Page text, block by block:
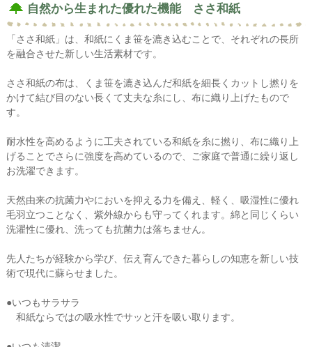
自然から生まれた優れた機能 ささ和紙
「ささ和紙」は、和紙にくま笹を漉き込むことで、それぞれの長所
を融合させた新しい生活素材です。
ささ和紙の布は、くま笹を漉き込んだ和紙を細長くカットし撚りを
かけて結び目のない長くて丈夫な糸にし、布に織り上げたもので
す。
耐水性を高めるように工夫されている和紙を糸に撚り、布に織り上
げることでさらに強度を高めているので、ご家庭で普通に繰り返し
お洗濯できます。
天然由来の抗菌力やにおいを抑える力を備え、軽く、吸湿性に優れ
毛羽立つことなく、紫外線からも守ってくれます。綿と同じくらい
洗濯性に優れ、洗っても抗菌力は落ちません。
先人たちが経験から学び、伝え育んできた暮らしの知恵を新しい技
術で現代に蘇らせました。
●いつもサラサラ
和紙ならではの吸水性でサッと汗を吸い取ります。